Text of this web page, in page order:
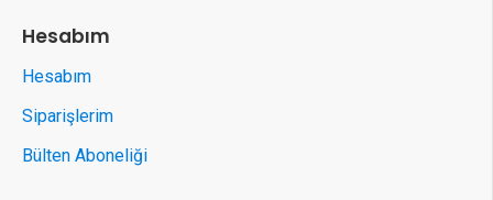
Hesabım
Hesabım
Siparişlerim
Bülten Aboneliği